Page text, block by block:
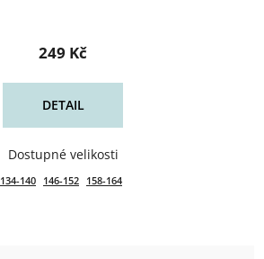
249 Kč
DETAIL
134-140 146-152 158-164